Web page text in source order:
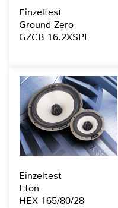
Einzeltest
Ground Zero
GZCB 16.2XSPL
Einzeltest
Eton
HEX 165/80/28